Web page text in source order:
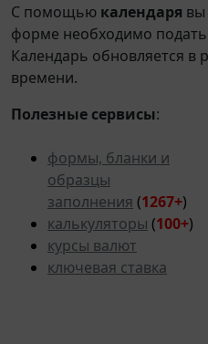
С помощью календаря вы
форме необходимо подать
Календарь обновляется в
времени.
Полезные сервисы:
формы, бланки и
образцы
заполнения (1267+)
калькуляторы (100+)
курсы валют
ключевая ставка